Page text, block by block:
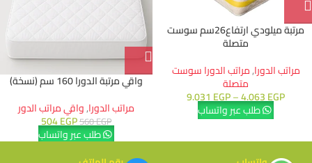
مرتبة ميلودي ارتفاع26سم سوست
متصلة
مراتب الدورا,مراتب الدورا سوست
متصلة
4.063EGP
–
9.031EGP
طلب عبر واتساب
واقي مرتبة الدورا 160 سم (نسخة)
مراتب الدورا,واقي مراتب الدور
560EGP
504EGP
طلب عبر واتساب